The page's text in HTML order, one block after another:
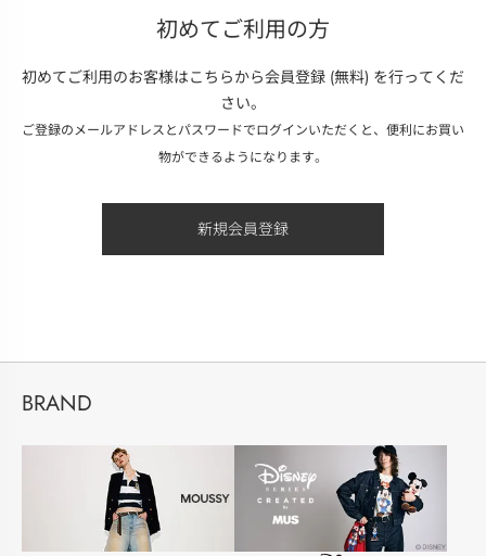
初めてご利用の方
初めてご利用のお客様はこちらから会員登録 (無料) を行ってくだ
さい。
ご登録のメールアドレスとパスワードでログインいただくと、便利にお買い
物ができるようになります。
BRAND